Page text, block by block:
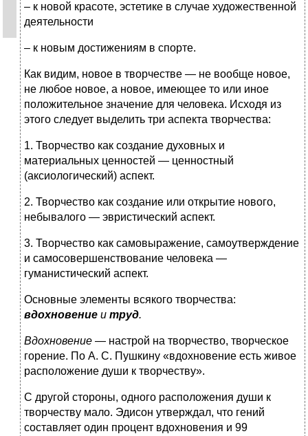
– к новой красоте, эстетике в случае художественной
деятельности
– к новым достижениям в спорте.
Как видим, новое в творчестве — не вообще новое,
не любое новое, а новое, имеющее то или иное
положительное значение для человека. Исходя из
этого следует выделить три аспекта творчества:
1. Творчество как создание духовных и
материальных ценностей — ценностный
(аксиологический) аспект.
2. Творчество как создание или открытие нового,
небывалого — эвристический аспект.
3. Творчество как самовыражение, самоутверждение
и самосовершенствование человека —
гуманистический аспект.
Основные элементы всякого творчества:
вдохновение и труд.
Вдохновение — настрой на творчество, творческое
горение. По А. С. Пушкину «вдохновение есть живое
расположение души к творчеству».
С другой стороны, одного расположения души к
творчеству мало. Эдисон утверждал, что гений
составляет один процент вдохновения и 99